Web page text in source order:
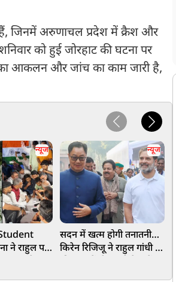
जिनमें अरुणाचल प्रदेश में क्रैश और
को हुई जोरहाट की घटना पर
का आकलन और जांच का काम जारी है,
न्यूज
ने राहुल पर
न्यूज
सदन में खत्म होगी तनातनी…
किरेन रिजिजू ने राहुल गांधी से